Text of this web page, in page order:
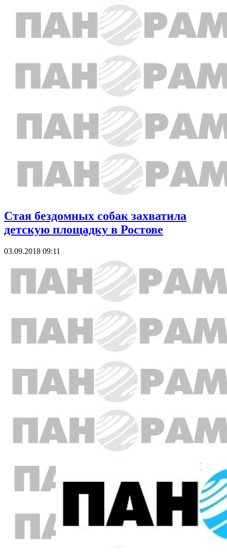
Стая бездомных собак захватила
детскую площадку в Ростове
03.09.2018 09:11